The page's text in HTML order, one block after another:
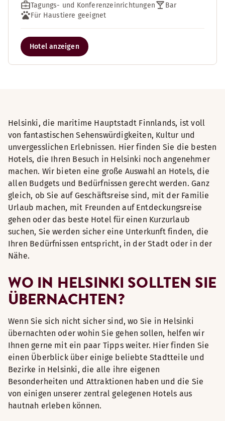
Tagungs- und Konferenzeinrichtungen
Bar
Für Haustiere geeignet
Hotel anzeigen
Helsinki, die maritime Hauptstadt Finnlands, ist voll
von fantastischen Sehenswürdigkeiten, Kultur und
unvergesslichen Erlebnissen. Hier finden Sie die besten
Hotels, die Ihren Besuch in Helsinki noch angenehmer
machen. Wir bieten eine große Auswahl an Hotels, die
allen Budgets und Bedürfnissen gerecht werden. Ganz
gleich, ob Sie auf Geschäftsreise sind, mit der Familie
Urlaub machen, mit Freunden auf Entdeckungsreise
gehen oder das beste Hotel für einen Kurzurlaub
suchen, Sie werden sicher eine Unterkunft finden, die
Ihren Bedürfnissen entspricht, in der Stadt oder in der
Nähe.
WO IN HELSINKI SOLLTEN SIE
ÜBERNACHTEN?
Wenn Sie sich nicht sicher sind, wo Sie in Helsinki
übernachten oder wohin Sie gehen sollen, helfen wir
Ihnen gerne mit ein paar Tipps weiter. Hier finden Sie
einen Überblick über einige beliebte Stadtteile und
Bezirke in Helsinki, die alle ihre eigenen
Besonderheiten und Attraktionen haben und die Sie
von einigen unserer zentral gelegenen Hotels aus
hautnah erleben können.